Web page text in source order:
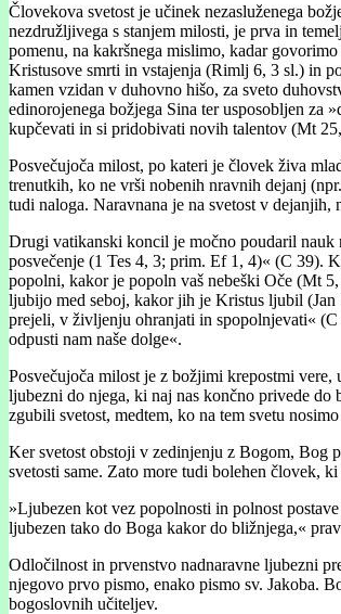
Človekova svetost je učinek nezasluženega
nezdružljivega s stanjem milosti, je prva in
pomenu, na kakršnega mislimo, kadar
Kristusove smrti in vstajenja (Rimlj 6, 3 sl.) in
kamen vzidan v duhovno hišo, za sveto
edinorojenega božjega Sina ter usposobljen
kupčevati in si pridobivati novih talentov (Mt
Posvečujoča milost, po kateri je človek živa
trenutkih, ko ne vrši nobenih nravnih dejanj
tudi naloga. Naravnana je na svetost v dejanjih,
Drugi vatikanski koncil je močno poudaril nauk
posvečenje (1 Tes 4, 3; prim. Ef 1, 4)« (C 39).
popolni, kakor je popoln vaš nebeški Oče (Mt
ljubijo med seboj, kakor jih je Kristus ljubil (Jan
prejeli, v življenju ohranjati in spopolnjevati«
odpusti nam naše dolge«.
Posvečujoča milost je z božjimi krepostmi
ljubezni do njega, ki naj nas končno privede do
zgubili svetost, medtem, ko na tem svetu
Ker svetost obstoji v zedinjenju z Bogom, Bog
svetosti same. Zato more tudi bolehen človek,
»Ljubezen kot vez popolnosti in polnost
ljubezen tako do Boga kakor do bližnjega,«
Odločilnost in prvenstvo nadnaravne ljubezni
njegovo prvo pismo, enako pismo sv. Jakoba.
bogoslovnih učiteljev.